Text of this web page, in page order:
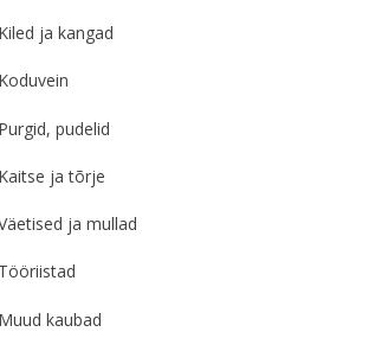
Kiled ja kangad
Koduvein
Purgid, pudelid
Kaitse ja tõrje
ja mullad
Tööriistad
Muud kaubad